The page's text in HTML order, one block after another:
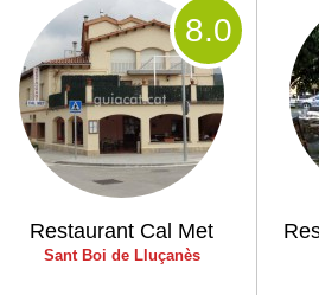
Restaurant Cal Met
Sant Boi de Lluçanès
8.0